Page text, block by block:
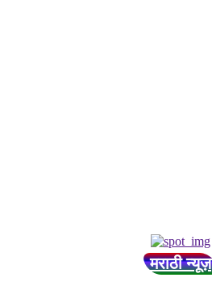
मराठी न्यूज़